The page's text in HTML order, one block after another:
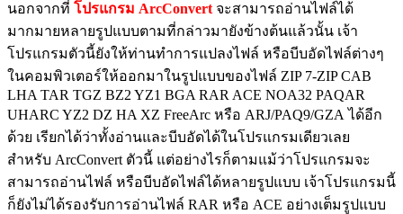
นอกจากที่ โปรแกรม ArcConvert จะสามารถอ่านไฟล์ได้
มากมายหลายรูปแบบตามที่กล่าวมายังข้างต้นแล้วนั้น เจ้า
โปรแกรมตัวนี้ยังให้ท่านทำการแปลงไฟล์ หรือบีบอัดไฟล์ต่างๆ
ในคอมพิวเตอร์ให้ออกมาในรูปแบบของไฟล์ ZIP 7-ZIP CAB
LHA TAR TGZ BZ2 YZ1 BGA RAR ACE NOA32 PAQAR
UHARC YZ2 DZ HA XZ FreeArc หรือ ARJ/PAQ9/GZA ได้อีก
ด้วย เรียกได้ว่าทั้งอ่านและบีบอัดได้ในโปรแกรมเดียวเลย
สำหรับ ArcConvert ตัวนี้ แต่อย่างไรก็ตามแม้ว่าโปรแกรมจะ
สามารถอ่านไฟล์ หรือบีบอัดไฟล์ได้หลายรูปแบบ เจ้าโปรแกรมนี้
ก็ยังไม่ได้รองรับการอ่านไฟล์ RAR หรือ ACE อย่างเต็มรูปแบบ